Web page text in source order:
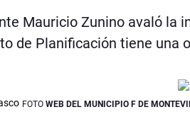
Mauricio Zunino avaló la
de Planificación tiene una
FOTO WEB DEL MUNICIPIO F DE